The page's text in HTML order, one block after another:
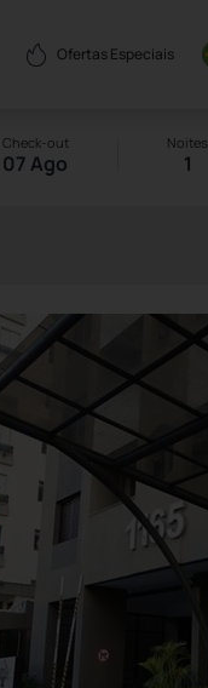
Ofertas Especiais
Check-out
07 Ago
Noites
1